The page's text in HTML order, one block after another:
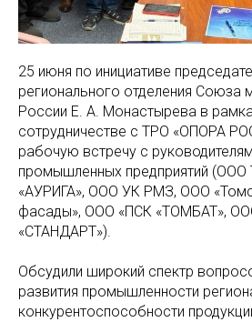
25 июня по инициативе
регионального отделения Союза
России Е. А. Монастырева в
сотрудничестве с ТРО «ОПОРА
рабочую встречу с
промышленных предприятий
«АУРИГА», ООО УК РМЗ, ООО
фасады», ООО «ПСК «ТОМБАТ»,
«СТАНДАРТ»).
Обсудили широкий спектр
развития промышленности
конкурентоспособности